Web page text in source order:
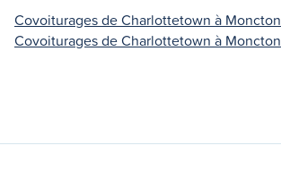
Covoiturages de Charlottetown à Moncton
Covoiturages de Charlottetown à Moncton